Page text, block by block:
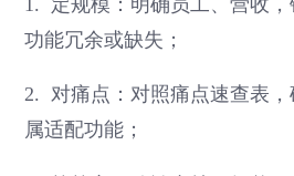
功能冗余或缺失；
2. 对痛点：对照痛点速查表
属适配功能；